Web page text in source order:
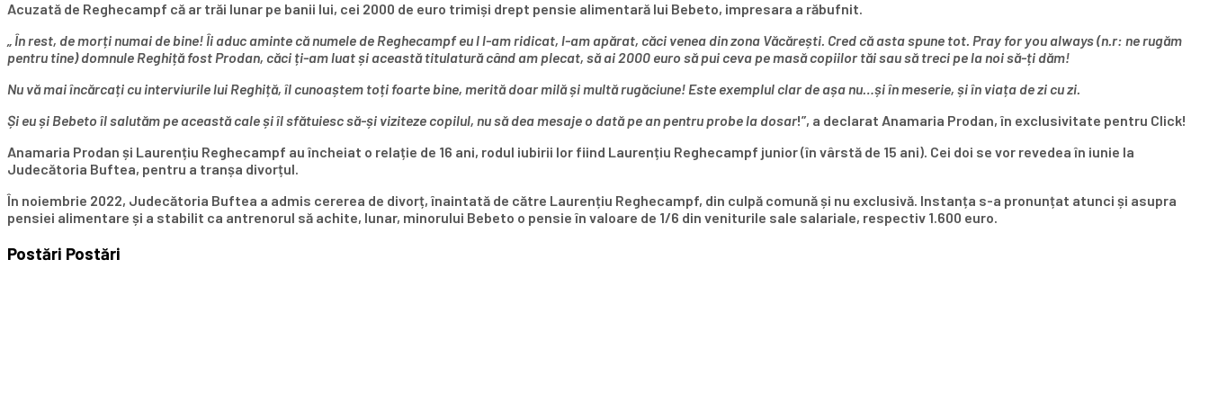
Acuzată de Reghecampf că ar trăi lunar pe banii lui, cei 2000 de euro trimiși drept pensie alimentară lui Bebeto, impresara a răbufnit.
„ În rest, de morți numai de bine! Îi aduc aminte că numele de Reghecampf eu l l-am ridicat, l-am apărat, căci venea din zona Văcărești. Cred că asta spune tot. Pray for you always (n.r: ne rugăm
pentru tine) domnule Reghiță fost Prodan, căci ți-am luat și această titulatură când am plecat, să ai 2000 euro să pui ceva pe masă copiilor tăi sau să treci pe la noi să-ți dăm!
Nu vă mai încărcați cu interviurile lui Reghiță, îl cunoaștem toți foarte bine, merită doar milă și multă rugăciune! Este exemplul clar de așa nu…și în meserie, și în viața de zi cu zi.
Și eu și Bebeto îl salutăm pe această cale și îl sfătuiesc să-și viziteze copilul, nu să dea mesaje o dată pe an pentru probe la dosar!”, a declarat Anamaria Prodan, în exclusivitate pentru Click!
Anamaria Prodan și Laurențiu Reghecampf au încheiat o relație de 16 ani, rodul iubirii lor fiind Laurențiu Reghecampf junior (în vârstă de 15 ani). Cei doi se vor revedea în iunie la
Judecătoria Buftea, pentru a tranșa divorțul.
În noiembrie 2022, Judecătoria Buftea a admis cererea de divorț, înaintată de către Laurențiu Reghecampf, din culpă comună și nu exclusivă. Instanța s-a pronunțat atunci și asupra
pensiei alimentare și a stabilit ca antrenorul să achite, lunar, minorului Bebeto o pensie în valoare de 1/6 din veniturile sale salariale, respectiv 1.600 euro.
Postări Postări